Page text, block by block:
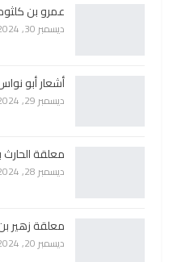
عمرو بن
ديسمبر 30, 2024
أشعار أبو
ديسمبر 29, 2024
معلقة
ديسمبر 28, 2024
معلقة زهير
ديسمبر 20, 2024